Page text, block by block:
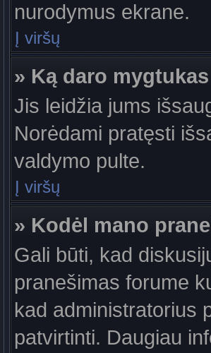
nurodymus ekrane.
Į viršų
» Ką daro
Jis leidžia jums
Norėdami pratęsti
valdymo pulte.
Į viršų
» Kodėl mano
Gali būti, kad
pranešimas forume
kad administratorius
patvirtinti. Daugiau